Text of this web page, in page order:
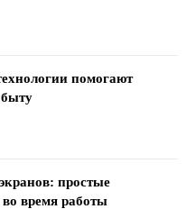
помогают
быту
простые
время работы